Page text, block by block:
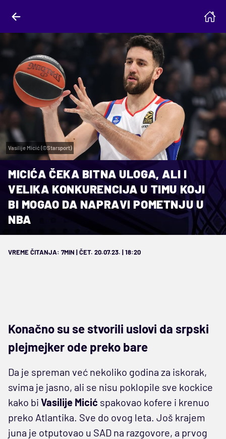
Vasilije Micić (©Starsport)
MICIĆA ČEKA BITNA ULOGA, ALI I
VELIKA KONKURENCIJA U TIMU KOJI
BI MOGAO DA NAPRAVI POMETNJU U
NBA
VREME ČITANJA: 7MIN | ČET. 20.07.23. | 18:20
Konačno su se stvorili uslovi da srpski
plejmejker ode preko bare
Da je spreman već nekoliko godina za iskorak,
svima je jasno, ali se nisu poklopile sve kockice
kako bi Vasilije Micić spakovao kofere i krenuo
preko Atlantika. Sve do ovog leta. Još krajem
juna je otputovao u SAD na razgovore, a prvog